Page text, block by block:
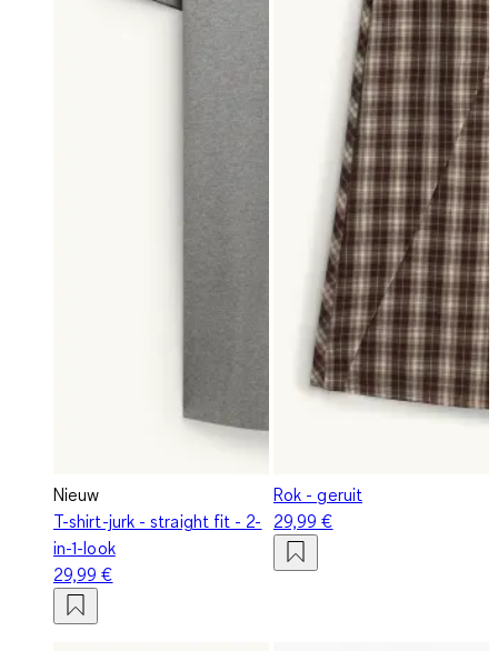
Nieuw
T-shirt-jurk - straight fit - 2-
in-1-look
29,99 €
Rok - geruit
29,99 €